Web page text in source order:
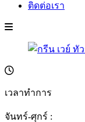
ติดต่อเรา
เวลาทำการ
จันทร์-ศุกร์ :